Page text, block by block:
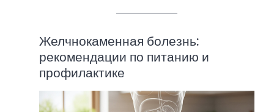
Желчнокаменная болезнь:
рекомендации по питанию и
профилактике